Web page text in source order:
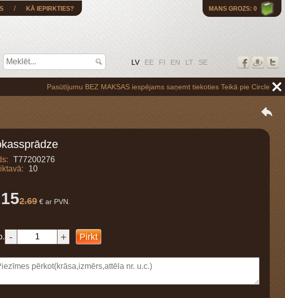
MANS GROZS: 0
LV EE FI EN LT SE
/ KĀ IEPIRKTIES?
Pasūtījumu BEZ MAKSAS iespējams saņemt tiekoties Teikā pie Circle K
T77200276
10
2.69€ ar PVN.
- + Pirkt